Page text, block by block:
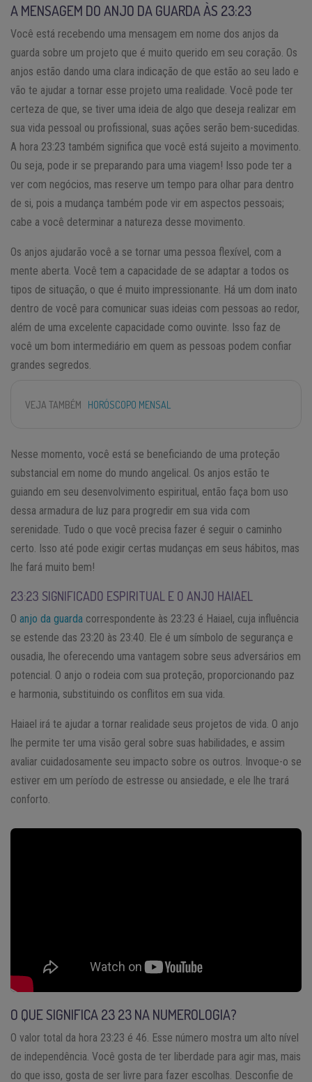
A MENSAGEM DO ANJO DA GUARDA ÀS 23:23
Você está recebendo uma mensagem em nome dos anjos da
guarda sobre um projeto que é muito querido em seu coração. Os
anjos estão dando uma clara indicação de que estão ao seu lado e
vão te ajudar a tornar esse projeto uma realidade. Você pode ter
certeza de que, se tiver uma ideia de algo que deseja realizar em
sua vida pessoal ou profissional, suas ações serão bem-sucedidas.
A hora 23:23 também significa que você está sujeito a movimento.
Ou seja, pode ir se preparando para uma viagem! Isso pode ter a
ver com negócios, mas reserve um tempo para olhar para dentro
de si, pois a mudança também pode vir em aspectos pessoais;
cabe a você determinar a natureza desse movimento.
Os anjos ajudarão você a se tornar uma pessoa flexível, com a
mente aberta. Você tem a capacidade de se adaptar a todos os
tipos de situação, o que é muito impressionante. Há um dom inato
dentro de você para comunicar suas ideias com pessoas ao redor,
além de uma excelente capacidade como ouvinte. Isso faz de
você um bom intermediário em quem as pessoas podem confiar
grandes segredos.
VEJA TAMBÉM HORÓSCOPO MENSAL
Nesse momento, você está se beneficiando de uma proteção
substancial em nome do mundo angelical. Os anjos estão te
guiando em seu desenvolvimento espiritual, então faça bom uso
dessa armadura de luz para progredir em sua vida com
serenidade. Tudo o que você precisa fazer é seguir o caminho
certo. Isso até pode exigir certas mudanças em seus hábitos, mas
lhe fará muito bem!
23:23 SIGNIFICADO ESPIRITUAL E O ANJO HAIAEL
O anjo da guarda correspondente às 23:23 é Haiael, cuja influência
se estende das 23:20 às 23:40. Ele é um símbolo de segurança e
ousadia, lhe oferecendo uma vantagem sobre seus adversários em
potencial. O anjo o rodeia com sua proteção, proporcionando paz
e harmonia, substituindo os conflitos em sua vida.
Haiael irá te ajudar a tornar realidade seus projetos de vida. O anjo
lhe permite ter uma visão geral sobre suas habilidades, e assim
avaliar cuidadosamente seu impacto sobre os outros. Invoque-o se
estiver em um período de estresse ou ansiedade, e ele lhe trará
conforto.
O QUE SIGNIFICA 23 23 NA NUMEROLOGIA?
O valor total da hora 23:23 é 46. Esse número mostra um alto nível
de independência. Você gosta de ter liberdade para agir mas, mais
do que isso, gosta de ser livre para fazer escolhas. Desconfie de